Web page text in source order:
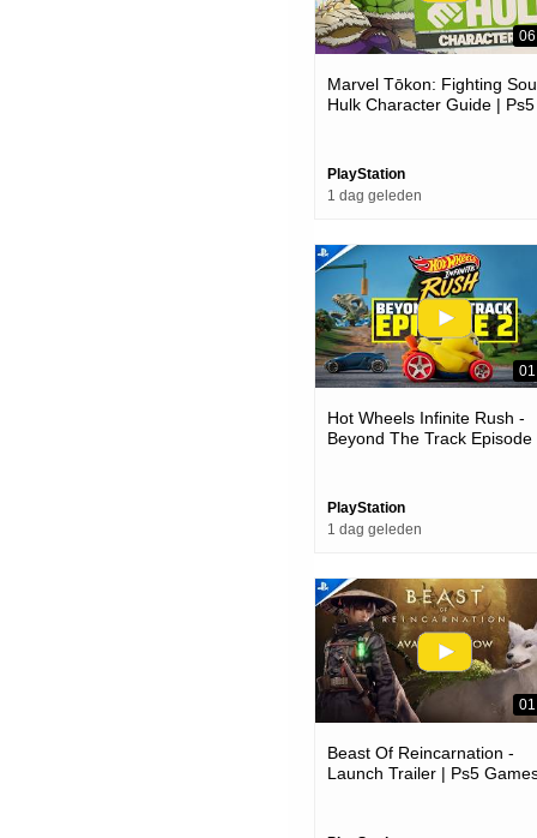
Marvel Tōkon: Fighting
Hulk Character Guide |
PlayStation
1 dag geleden
Hot Wheels Infinite Rush -
Beyond The Track Episode
PlayStation
1 dag geleden
Beast Of Reincarnation -
Launch Trailer | Ps5